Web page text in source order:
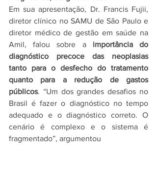
Em sua apresentação, Dr. Francis Fujii,
diretor clínico no SAMU de São Paulo e
diretor médico de gestão em saúde na
Amil, falou sobre a importância do
diagnóstico precoce das neoplasias
tanto para o desfecho do tratamento
quanto para a redução de gastos
públicos. “Um dos grandes desafios no
Brasil é fazer o diagnóstico no tempo
adequado e o diagnóstico correto. O
cenário é complexo e o sistema é
fragmentado”, argumentou